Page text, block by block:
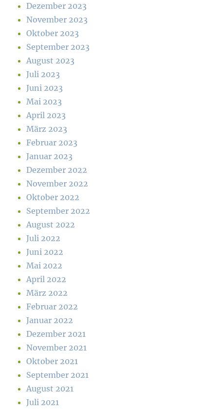
Dezember 2023
November 2023
Oktober 2023
September 2023
August 2023
Juli 2023
Juni 2023
Mai 2023
April 2023
März 2023
Februar 2023
Januar 2023
Dezember 2022
November 2022
Oktober 2022
September 2022
August 2022
Juli 2022
Juni 2022
Mai 2022
April 2022
März 2022
Februar 2022
Januar 2022
Dezember 2021
November 2021
Oktober 2021
September 2021
August 2021
Juli 2021